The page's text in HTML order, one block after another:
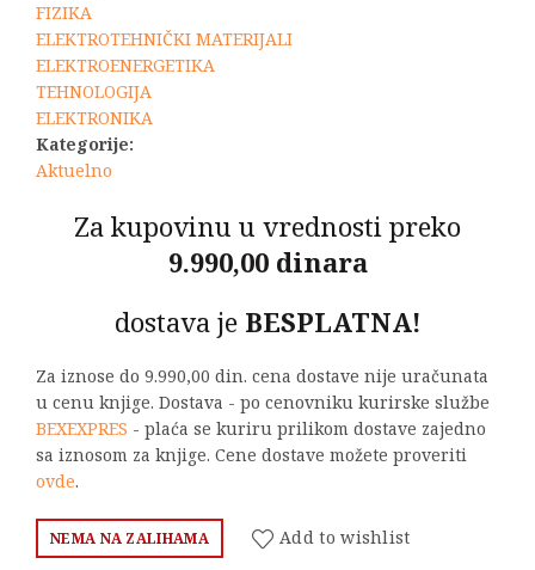
FIZIKA
ELEKTROTEHNIČKI MATERIJALI
ELEKTROENERGETIKA
TEHNOLOGIJA
ELEKTRONIKA
Kategorije:
Aktuelno
Za kupovinu u vrednosti preko
9.990,00 dinara
dostava je BESPLATNA!
Za iznose do 9.990,00 din. cena dostave nije uračunata
u cenu knjige. Dostava - po cenovniku kurirske službe
BEXEXPRES - plaća se kuriru prilikom dostave zajedno
sa iznosom za knjige. Cene dostave možete proveriti
ovde.
NEMA NA ZALIHAMA Add to wishlist